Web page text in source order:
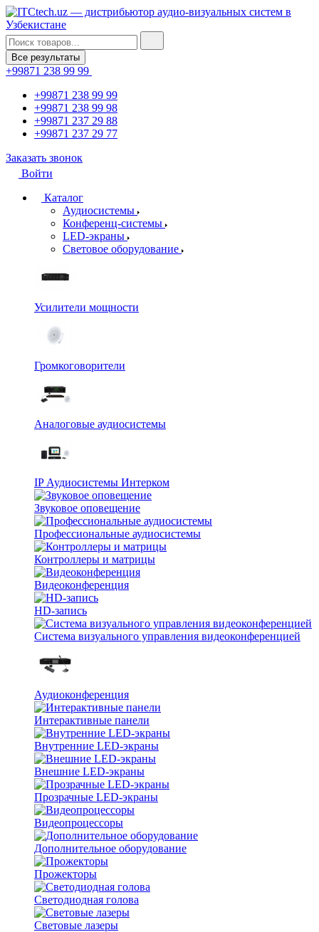
Все результаты
+99871 238 99 99
+99871 238 99 99
+99871 238 99 98
+99871 237 29 88
+99871 237 29 77
Заказать звонок
Войти
Каталог
Аудиосистемы
Конференц-системы
LED-экраны
Световое оборудование
Усилители мощности
Громкоговорители
Аналоговые аудиосистемы
IP Аудиосистемы Интерком
Звуковое оповещение
Профессиональные аудиосистемы
Контроллеры и матрицы
Видеоконференция
HD-запись
Система визуального управления видеоконференцией
Аудиоконференция
Интерактивные панели
Внутренние LED-экраны
Внешние LED-экраны
Прозрачные LED-экраны
Видеопроцессоры
Дополнительное оборудование
Прожекторы
Светодиодная голова
Световые лазеры